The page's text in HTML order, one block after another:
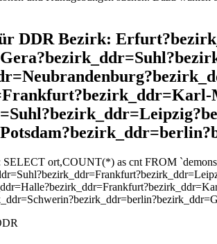
DDR Bezirk:
SELECT ort,COUNT(*) as cnt FROM